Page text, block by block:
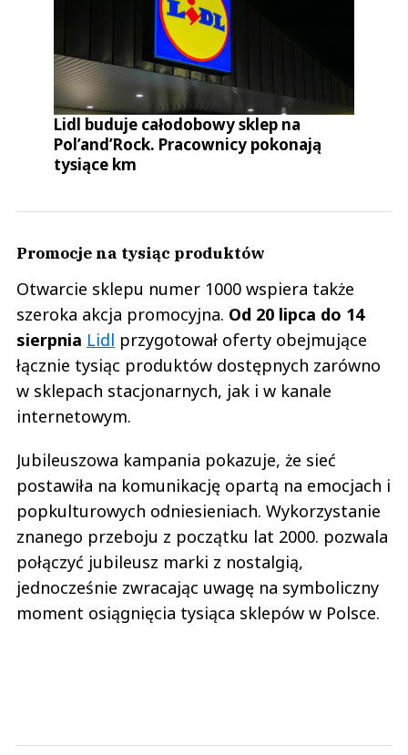
Lidl buduje całodobowy sklep na
Pol’and’Rock. Pracownicy pokonają
tysiące km
Promocje na tysiąc produktów
Otwarcie sklepu numer 1000 wspiera także
szeroka akcja promocyjna. Od 20 lipca do 14
sierpnia Lidl przygotował oferty obejmujące
łącznie tysiąc produktów dostępnych zarówno
w sklepach stacjonarnych, jak i w kanale
internetowym.
Jubileuszowa kampania pokazuje, że sieć
postawiła na komunikację opartą na emocjach i
popkulturowych odniesieniach. Wykorzystanie
znanego przeboju z początku lat 2000. pozwala
połączyć jubileusz marki z nostalgią,
jednocześnie zwracając uwagę na symboliczny
moment osiągnięcia tysiąca sklepów w Polsce.